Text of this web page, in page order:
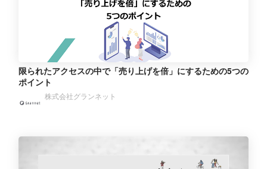
限られたアクセスの中で「売り上げを倍」にするための5つの
ポイント
株式会社グランネット